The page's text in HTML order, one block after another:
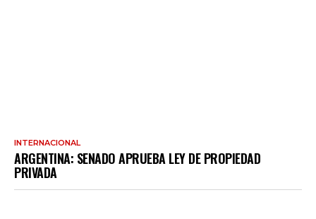
INTERNACIONAL
ARGENTINA: SENADO APRUEBA LEY DE PROPIEDAD
PRIVADA